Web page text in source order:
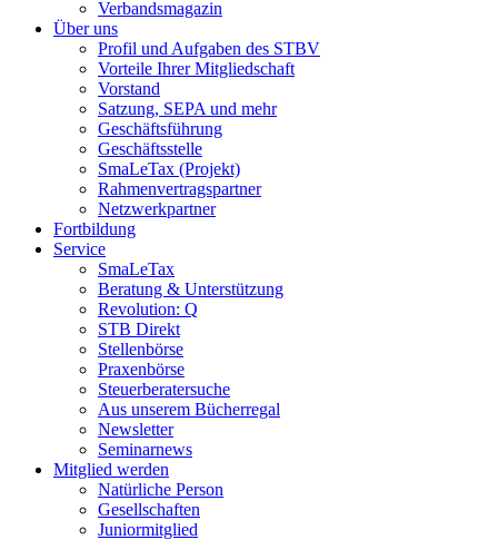
Verbandsmagazin
Über uns
Profil und Aufgaben des STBV
Vorteile Ihrer Mitgliedschaft
Vorstand
Satzung, SEPA und mehr
Geschäftsführung
Geschäftsstelle
SmaLeTax (Projekt)
Rahmenvertragspartner
Netzwerkpartner
Fortbildung
Service
SmaLeTax
Beratung & Unterstützung
Revolution: Q
STB Direkt
Stellenbörse
Praxenbörse
Steuerberatersuche
Aus unserem Bücherregal
Newsletter
Seminarnews
Mitglied werden
Natürliche Person
Gesellschaften
Juniormitglied